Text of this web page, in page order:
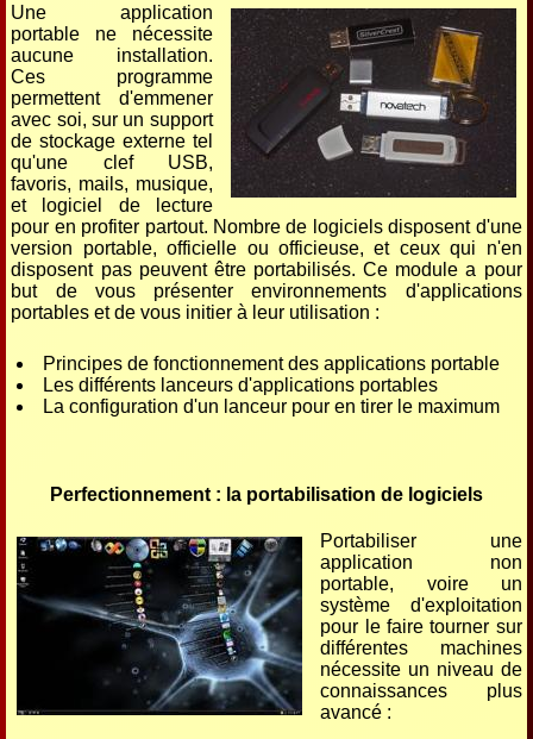
Une application
portable ne nécessite
aucune installation.
Ces programme
permettent d'emmener
avec soi, sur un support
de stockage externe tel
qu'une clef USB,
favoris, mails, musique,
et logiciel de lecture
pour en profiter partout. Nombre de logiciels disposent d'une
version portable, officielle ou officieuse, et ceux qui n'en
disposent pas peuvent être portabilisés. Ce module a pour
but de vous présenter environnements d'applications
portables et de vous initier à leur utilisation :
Principes de fonctionnement des applications portable
Les différents lanceurs d'applications portables
La configuration d'un lanceur pour en tirer le maximum
Perfectionnement : la portabilisation de logiciels
Portabiliser une
application non
portable, voire un
système d'exploitation
pour le faire tourner sur
différentes machines
nécessite un niveau de
connaissances plus
avancé :